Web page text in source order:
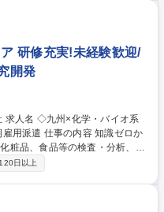
は神奈川、バイオは東京の専門
やGCの実機操作、バイオは細
富な講師が時間をかけて伝授。
ため、実務未経験から安心して
研修充実!未経験歓迎/
開発
知識ゼロか
粧品、食品等の検査・分析、各
イオ）の専門施設で行う1か月
イオは東京の専門施設で約1か
日以上